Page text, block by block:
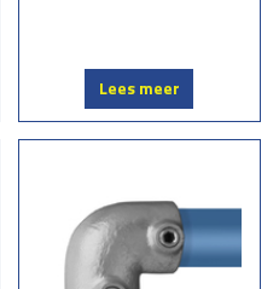
Lees meer